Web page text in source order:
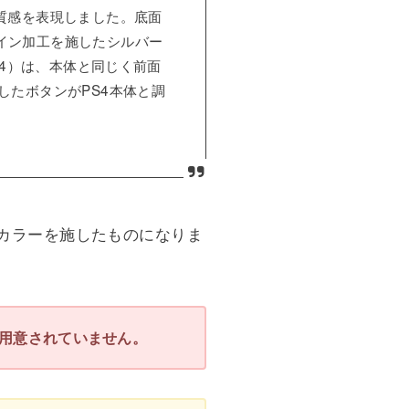
感を表現しました。底面
ン加工を施したシルバー
は、本体と同じく前面
たボタンがPS4本体と調
ラーを施したものになりま
されていません。